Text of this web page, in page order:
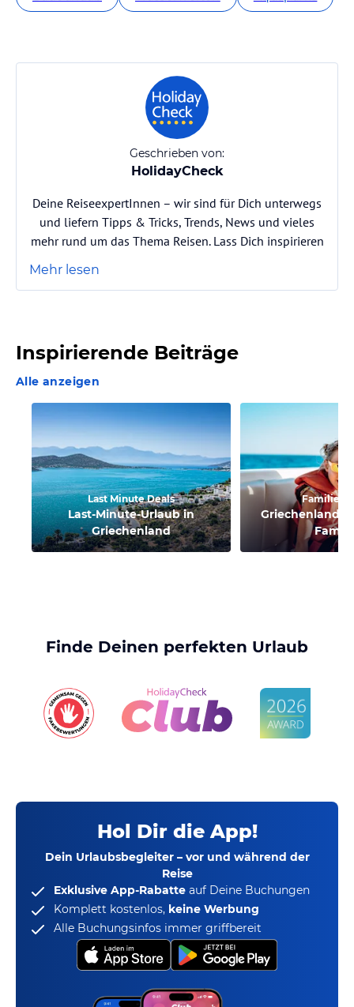
Geschrieben von:
HolidayCheck
Deine ReiseexpertInnen – wir sind für Dich unterwegs
und liefern Tipps & Tricks, Trends, News und vieles
mehr rund um das Thema Reisen. Lass Dich inspirieren
Mehr lesen
Inspirierende Beiträge
Alle anzeigen
Last Minute Deals
Last-Minute-Urlaub in
Griechenland
Griechenland:
Finde Deinen perfekten Urlaub
Hol Dir die App!
Dein Urlaubsbegleiter – vor und während der
Reise
Exklusive App-Rabatte auf Deine Buchungen
Komplett kostenlos, keine Werbung
Alle Buchungsinfos immer griffbereit